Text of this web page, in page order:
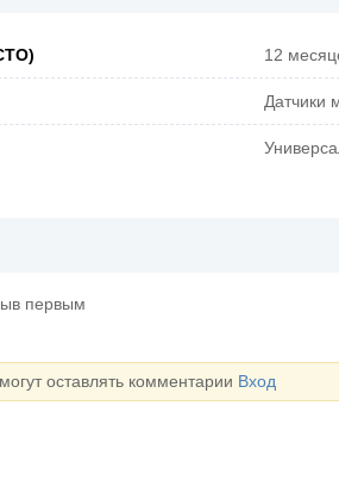
12
Датчики
первым
оставлять комментарии Вход